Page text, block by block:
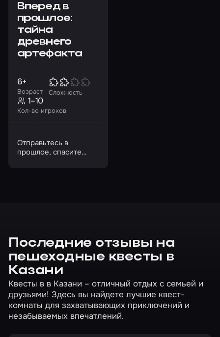
Вперед в
прошлое:
тайна
древнего
артефакта
Возраст
6+
Сложность
Кол-во игроков
1–10
Отправьтесь в
прошлое, спасите
Последние отзывы на
пешеходные квесты в
Казани
Квесты в в Казани – отличный отдых с семьей и
друзьями! Здесь вы найдете лучшие квест-
комнаты для захватывающих приключений и
незабываемых впечатлений.